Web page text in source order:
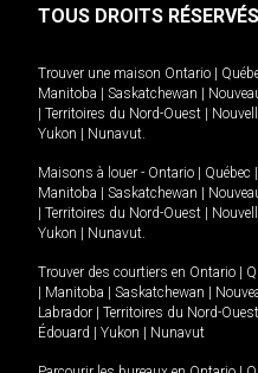
TOUS DROITS
Trouver une maison Ontario
Manitoba
Saskatchewan
Territoires du Nord-Ouest
Yukon
Nunavut.
Maisons à louer - Ontario Québec
Manitoba
Saskatchewan
Territoires du Nord-Ouest
Yukon
Nunavut.
Trouver des courtiers en Ontario
Manitoba Saskatchewan
Labrador
Territoires du Nord-Ouest
Édouard
Yukon Nunavut